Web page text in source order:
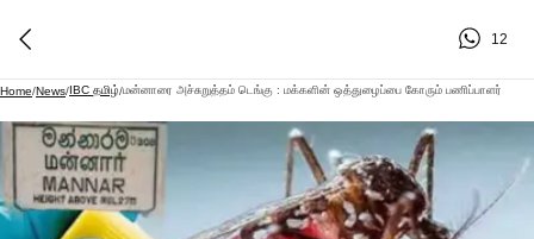
12
Home/News/IBC தமிழ்/மன்னாரை அச்சுறுத்தம் டெங்கு : மக்களின் ஒத்துழைப்பை கோரும் பணிப்பாளர்